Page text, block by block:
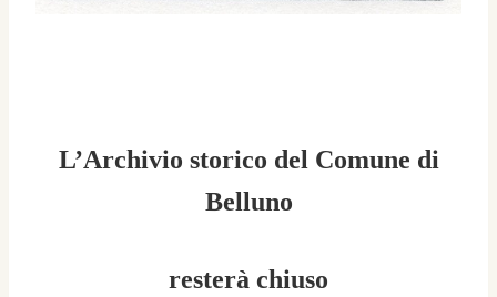
L’Archivio storico del Comune di
Belluno
resterà chiuso